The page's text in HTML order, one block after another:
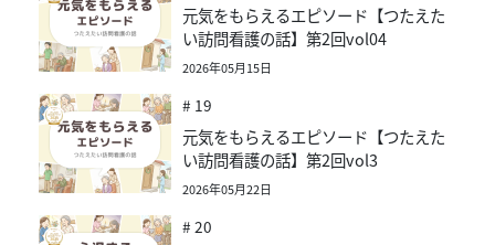
元気をもらえるエピソード【つたえた
い訪問看護の話】第2回vol04
2026年05月15日
# 19
元気をもらえるエピソード【つたえた
い訪問看護の話】第2回vol3
2026年05月22日
# 20